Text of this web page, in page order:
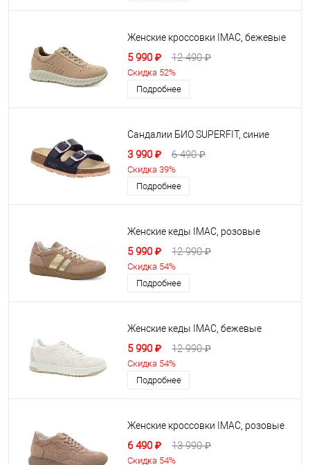
Женские кроссовки IMAC, бежевые
5 990 ₽ 12 490 ₽
Скидка 52%
Подробнее
Сандалии БИО SUPERFIT, синие
3 990 ₽ 6 490 ₽
Скидка 39%
Подробнее
Женские кеды IMAC, розовые
5 990 ₽ 12 990 ₽
Скидка 54%
Подробнее
Женские кеды IMAC, бежевые
5 990 ₽ 12 990 ₽
Скидка 54%
Подробнее
Женские кроссовки IMAC, розовые
6 490 ₽ 13 990 ₽
Скидка 54%